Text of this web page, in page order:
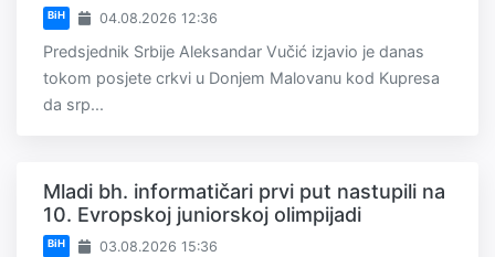
BiH 04.08.2026 12:36
Predsjednik Srbije Aleksandar Vučić izjavio je danas
tokom posjete crkvi u Donjem Malovanu kod Kupresa
da srp...
Mladi bh. informatičari prvi put nastupili na
10. Evropskoj juniorskoj olimpijadi
BiH 03.08.2026 15:36